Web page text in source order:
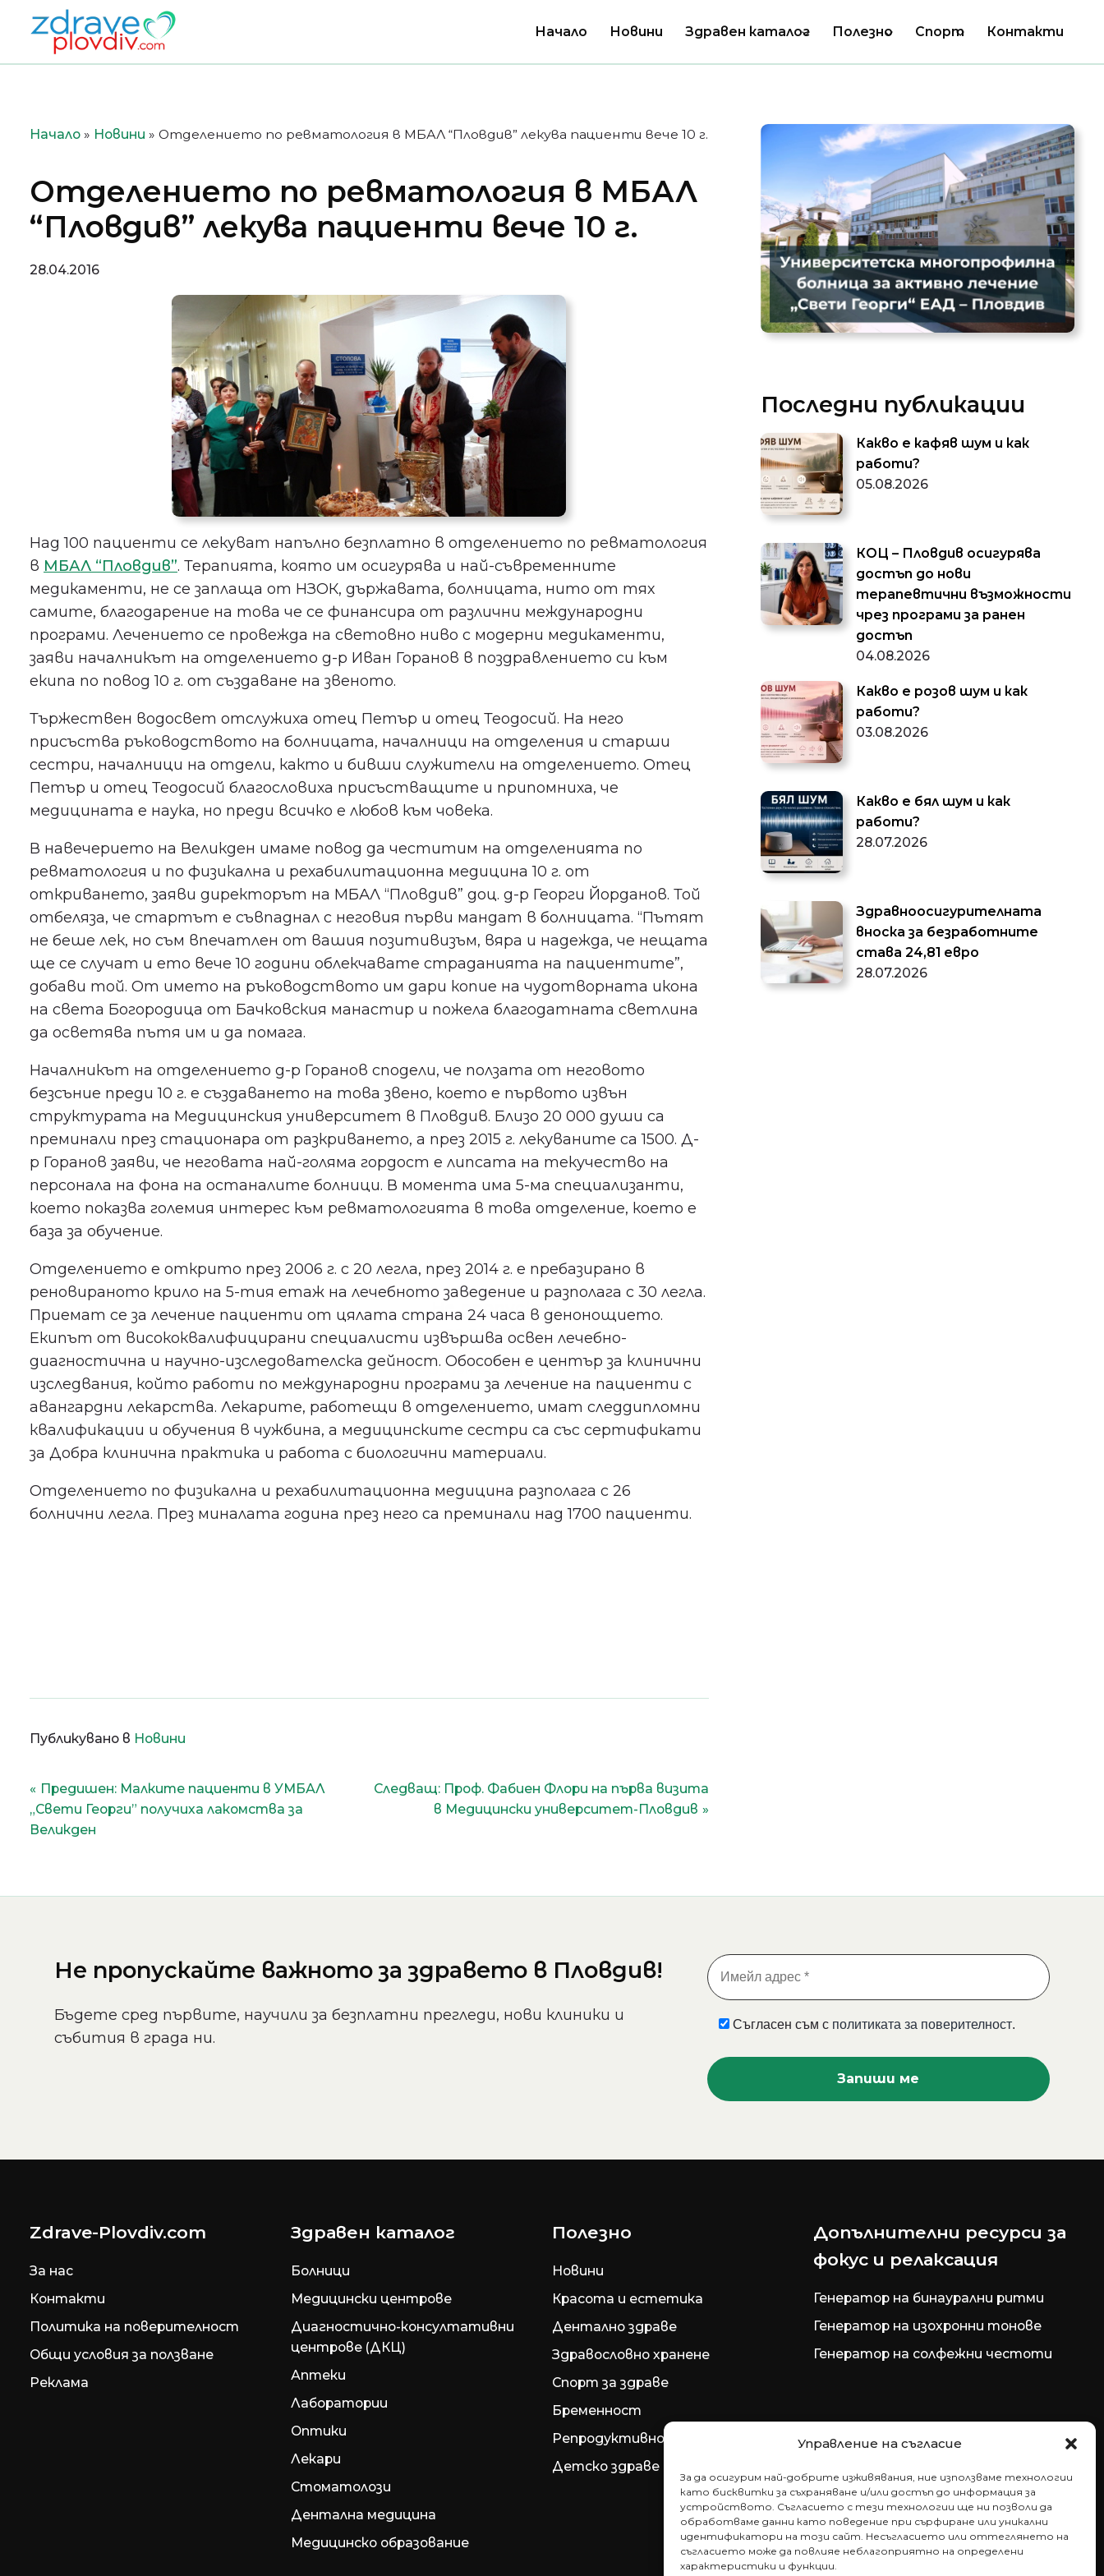
Управление на съгласие
За да осигурим най-добрите изживявания, ние използваме технологии
като бисквитки за съхраняване и/или достъп до информация за
устройството. Съгласието с тези технологии ще ни позволи да
обработваме данни като поведение при сърфиране или уникални
идентификатори на този сайт. Несъгласието или оттеглянето на
съгласието може да повлияе неблагоприятно на определени
характеристики и функции.
Преминете
към
съдържанието
Начало Новини Здравен каталог Полезно Спорт Контакти
Начало » Новини » Отделението по ревматология в МБАЛ “Пловдив” лекува пациенти вече 10 г.
Отделението по ревматология в МБАЛ
“Пловдив” лекува пациенти вече 10 г.
28.04.2016
Над 100 пациенти се лекуват напълно безплатно в отделението по ревматология
в МБАЛ “Пловдив”. Терапията, която им осигурява и най-съвременните
медикаменти, не се заплаща от НЗОК, държавата, болницата, нито от тях
самите, благодарение на това че се финансира от различни международни
програми. Лечението се провежда на световно ниво с модерни медикаменти,
заяви началникът на отделението д-р Иван Горанов в поздравлението си към
екипа по повод 10 г. от създаване на звеното.
Тържествен водосвет отслужиха отец Петър и отец Теодосий. На него
присъства ръководството на болницата, началници на отделения и старши
сестри, началници на отдели, както и бивши служители на отделението. Отец
Петър и отец Теодосий благословиха присъстващите и припомниха, че
медицината е наука, но преди всичко е любов към човека.
В навечерието на Великден имаме повод да честитим на отделенията по
ревматология и по физикална и рехабилитационна медицина 10 г. от
откриването, заяви директорът на МБАЛ “Пловдив” доц. д-р Георги Йорданов. Той
отбеляза, че стартът е съвпаднал с неговия първи мандат в болницата. “Пътят
не беше лек, но съм впечатлен от вашия позитивизъм, вяра и надежда, че нещата
ще се случат и ето вече 10 години облекчавате страданията на пациентите”,
добави той. От името на ръководството им дари копие на чудотворната икона
на света Богородица от Бачковския манастир и пожела благодатната светлина
да осветява пътя им и да помага.
Началникът на отделението д-р Горанов сподели, че ползата от неговото
безсъние преди 10 г. е създаването на това звено, което е първото извън
структурата на Медицинския университет в Пловдив. Близо 20 000 души са
преминали през стационара от разкриването, а през 2015 г. лекуваните са 1500. Д-
р Горанов заяви, че неговата най-голяма гордост е липсата на текучество на
персонала на фона на останалите болници. В момента има 5-ма специализанти,
което показва големия интерес към ревматологията в това отделение, което е
база за обучение.
Отделението е открито през 2006 г. с 20 легла, през 2014 г. е пребазирано в
реновираното крило на 5-тия етаж на лечебното заведение и разполага с 30 легла.
Приемат се за лечение пациенти от цялата страна 24 часа в денонощието.
Екипът от висококвалифицирани специалисти извършва освен лечебно-
диагностична и научно-изследователска дейност. Обособен е център за клинични
изследвания, който работи по международни програми за лечение на пациенти с
авангардни лекарства. Лекарите, работещи в отделението, имат следдипломни
квалификации и обучения в чужбина, а медицинските сестри са със сертификати
за Добра клинична практика и работа с биологични материали.
Отделението по физикална и рехабилитационна медицина разполага с 26
болнични легла. През миналата година през него са преминали над 1700 пациенти.
Не пропускайте важното
за здравето в Пловдив!
безплатни прегледи, нови
клиники и събития в града ни.
Съгласен съм с
политиката
за поверителност.
Публикувано в Новини
Навигация
Предишен: Малките пациенти в УМБАЛ
„Свети Георги” получиха лакомства за
Великден
Следващ: Проф. Фабиен Флори на първа визита
в Медицински университет-Пловдив
Последни публикации
Какво е кафяв шум и как
работи?
05.08.2026
КОЦ – Пловдив осигурява
достъп до нови
терапевтични възможности
чрез програми за ранен
достъп
04.08.2026
Какво е розов шум и как
работи?
03.08.2026
Какво е бял шум и как
работи?
28.07.2026
Здравноосигурителната
вноска за безработните
става 24,81 евро
28.07.2026
Не пропускайте важното за здравето в Пловдив!
Бъдете сред първите, научили за безплатни прегледи, нови клиники и
събития в града ни.
Съгласен съм с политиката за поверителност.
Zdrave-Plovdiv.com
За нас
Контакти
Политика на поверителност
Общи условия за ползване
Реклама
Здравен каталог
Болници
Медицински центрове
Диагностично-консултативни
центрове (ДКЦ)
Аптеки
Лаборатории
Оптики
Лекари
Стоматолози
Дентална медицина
Медицинско образование
Полезно
Новини
Красота и естетика
Дентално здраве
Здравословно хранене
Спорт за здраве
Бременност
Репродуктивно здраве
Детско здраве
Допълнителни ресурси за
фокус и релаксация
Генератор на бинаурални ритми
Генератор на изохронни тонове
Генератор на солфежни честоти